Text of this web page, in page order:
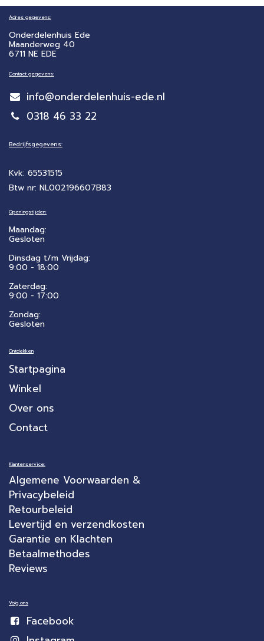
Adres gegevens:
Onderdelenhuis Ede
Maanderweg 40
6711 NE EDE
Contact gegevens:
info@onderdelenhuis-ede.nl
0318 46 33 22
Bedrijfsgegevens:
Kvk: 65531515
Btw nr: NL002196607B83
Openingstijden:
Maandag:
Gesloten
Dinsdag t/m Vrijdag:
9:00 - 18:00
Zaterdag:
​9:00 - 17:00
Zondag:
Gesloten
Ontdekken
Startpagina
Winkel
Over ons
Contact
Klantenservice:
Algemene Voorwaarden &
Privacybeleid
Retourbeleid
Levertijd en verzendkosten
Garantie en Klachten
Betaalmethodes
Reviews
Volg ons
Facebook